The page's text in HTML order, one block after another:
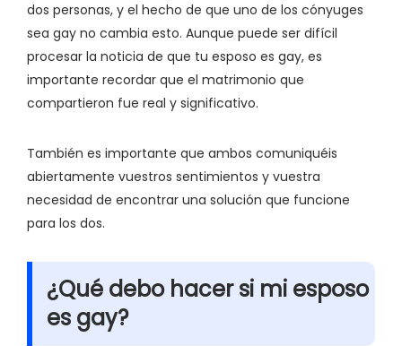
dos personas, y el hecho de que uno de los cónyuges
sea gay no cambia esto. Aunque puede ser difícil
procesar la noticia de que tu esposo es gay, es
importante recordar que el matrimonio que
compartieron fue real y significativo.
También es importante que ambos comuniquéis
abiertamente vuestros sentimientos y vuestra
necesidad de encontrar una solución que funcione
para los dos.
¿Qué debo hacer si mi esposo
es gay?